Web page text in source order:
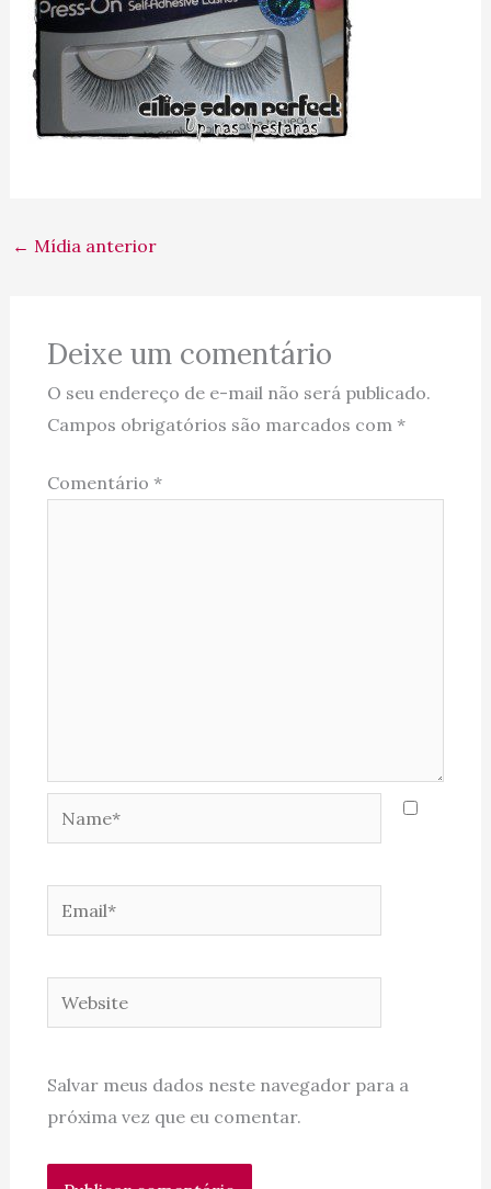
← Mídia anterior
Deixe um comentário
O seu endereço de e-mail não será publicado.
Campos obrigatórios são marcados com *
Comentário *
Name*
Email*
Website
Salvar meus dados neste navegador para a
próxima vez que eu comentar.